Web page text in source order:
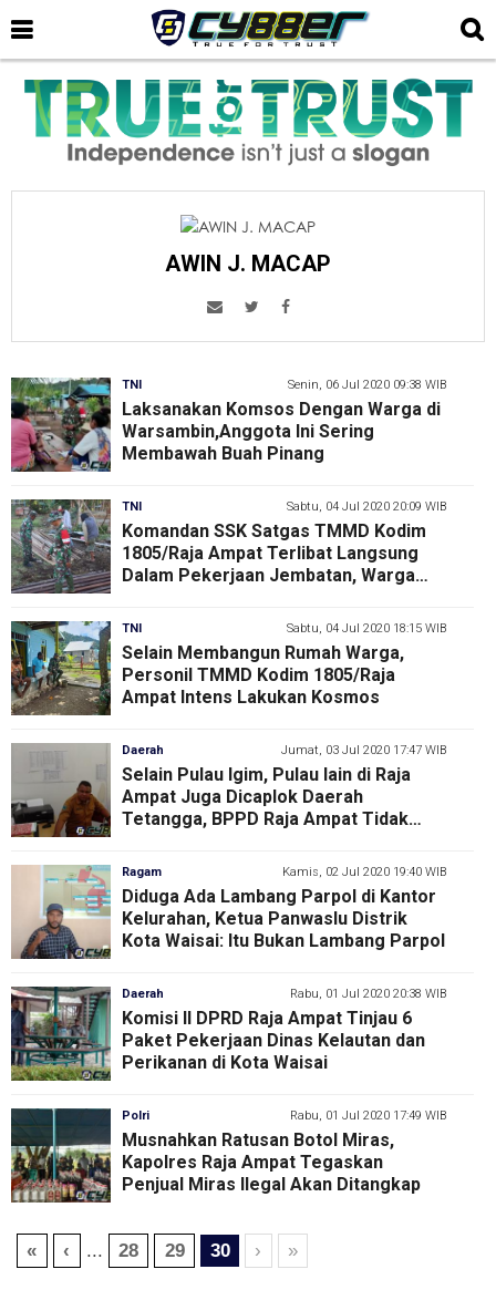
AWIN J. MACAP
TNI Senin, 06 Jul 2020 09:38 WIB
Laksanakan Komsos Dengan Warga di
Warsambin,Anggota Ini Sering
Membawah Buah Pinang
TNI Sabtu, 04 Jul 2020 20:09 WIB
Komandan SSK Satgas TMMD Kodim
1805/Raja Ampat Terlibat Langsung
Dalam Pekerjaan Jembatan, Warga
TNI Sabtu, 04 Jul 2020 18:15 WIB
Selain Membangun Rumah Warga,
Personil TMMD Kodim 1805/Raja
Ampat Intens Lakukan Kosmos
Daerah Jumat, 03 Jul 2020 17:47 WIB
Selain Pulau Igim, Pulau lain di Raja
Ampat Juga Dicaplok Daerah
Tetangga, BPPD Raja Ampat Tidak
Ragam Kamis, 02 Jul 2020 19:40 WIB
Diduga Ada Lambang Parpol di Kantor
Kelurahan, Ketua Panwaslu Distrik
Kota Waisai: Itu Bukan Lambang Parpol
Daerah Rabu, 01 Jul 2020 20:38 WIB
Komisi II DPRD Raja Ampat Tinjau 6
Paket Pekerjaan Dinas Kelautan dan
Perikanan di Kota Waisai
Polri Rabu, 01 Jul 2020 17:49 WIB
Musnahkan Ratusan Botol Miras,
Kapolres Raja Ampat Tegaskan
Penjual Miras Ilegal Akan Ditangkap
« ‹ ... 28 29 30 › »